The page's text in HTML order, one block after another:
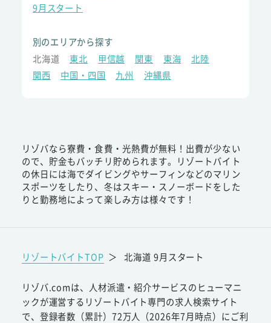
9月スタート
別のエリアから探す
北海道
東北 甲信越 関東 東海
北陸
関西
中国・四国 九州 沖縄県
リゾバなら寮費・食費・光熱費が無料！出費が少ない
ので、貯金もバッチリ貯められます。リゾートバイト
の休日には海でダイビングやサーフィンなどのマリン
スポーツをしたり、冬はスキー・スノーボードをした
りと勤務地によって楽しみ方は様々です！
リゾートバイトTOP ＞ 北海道 9月スタート
リゾバ.comは、人材派遣・紹介サービスのヒューマニ
ックが運営するリゾートバイト専門の求人検索サイト
で、登録者数（累計）72万人（2026年7月時点）にご利